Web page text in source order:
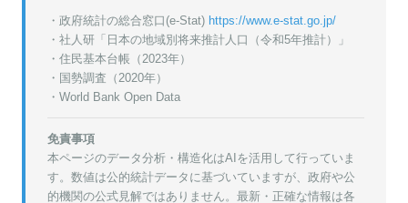
・政府統計の総合窓口(e-Stat) https://www.e-stat.go.jp/
・ 社人研「日本の地域別将来推計人口（令和5年推計）」
・ 住民基本台帳（2023年）
・ 国勢調査（2020年）
・World Bank Open Data
免責事項
本ページのデータ分析・構造化はAIを活用して行っていま
す。数値は公的統計データに基づいていますが、政府や公
的機関の公式見解ではありません。最新・正確な情報は各